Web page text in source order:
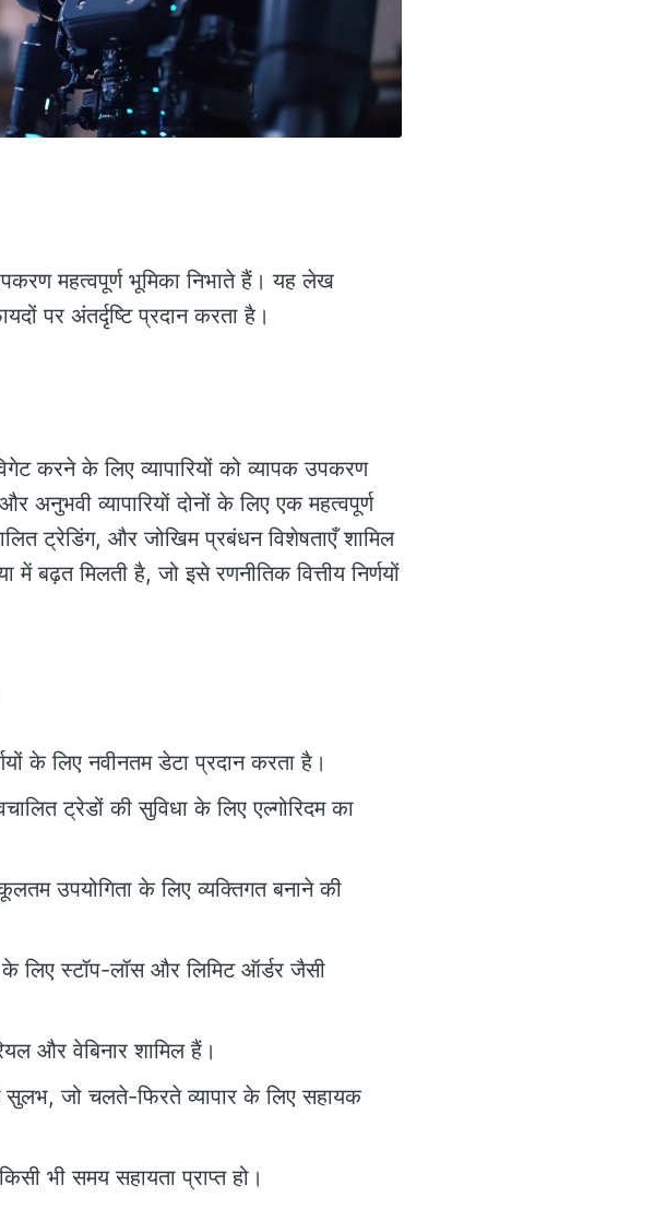
महत्वपूर्ण भूमिका निभाते हैं। यह लेख
पर अंतर्दृष्टि प्रदान करता है।
करने के लिए व्यापारियों को व्यापक उपकरण
अनुभवी व्यापारियों दोनों के लिए एक महत्वपूर्ण
ट्रेडिंग, और जोखिम प्रबंधन विशेषताएँ शामिल
बढ़त मिलती है, जो इसे रणनीतिक वित्तीय निर्णयों
के लिए नवीनतम डेटा प्रदान करता है।
ट्रेडों की सुविधा के लिए एल्गोरिदम का
उपयोगिता के लिए व्यक्तिगत बनाने की
के लिए स्टॉप-लॉस और लिमिट ऑर्डर जैसी
और वेबिनार शामिल हैं।
जो चलते-फिरते व्यापार के लिए सहायक
भी समय सहायता प्राप्त हो।